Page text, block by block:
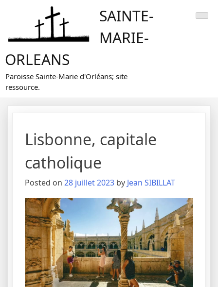
SAINTE-
MARIE-
ORLEANS
Paroisse Sainte-Marie d'Orléans; site
ressource.
Lisbonne, capitale
catholique
Posted on 28 juillet 2023 by Jean SIBILLAT